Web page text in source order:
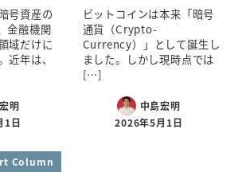
号資産の
金融機関
域だけに
近年は、
明
1日
ビットコインは本来「暗号
通貨（Crypto-
Currency）」として誕生し
ました。しかし現時点では
[…]
中島宏明
2026年5月1日
Column